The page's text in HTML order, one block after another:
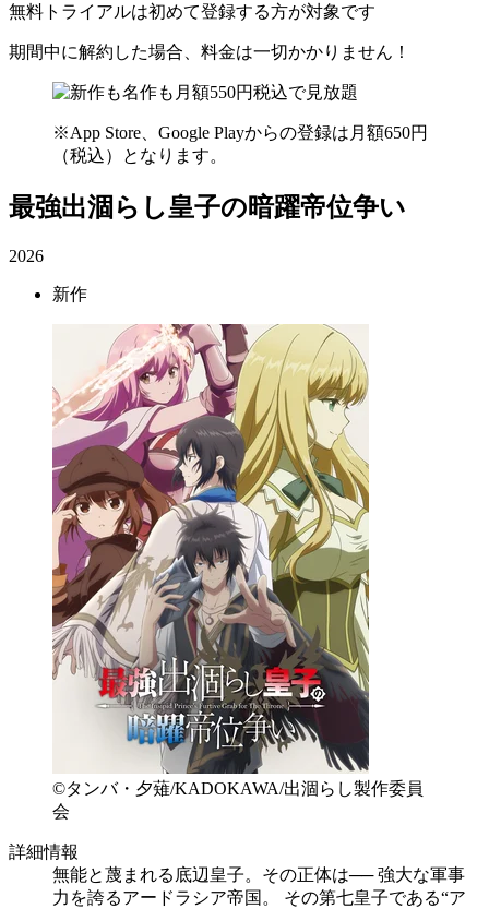
無料トライアルは初めて登録する方が対象です
期間中に解約した場合、料金は一切かかりません！
※App Store、Google Playからの登録は月額650円
（税込）となります。
最強出涸らし皇子の暗躍帝位争い
2026
新作
©タンバ・夕薙/KADOKAWA/出涸らし製作委員
会
詳細情報
無能と蔑まれる底辺皇子。その正体は── 強大な軍事
力を誇るアードラシア帝国。 その第七皇子である“ア